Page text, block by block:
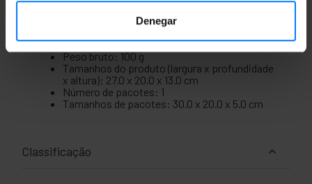
Denegar
Peso bruto: 100 g
Tamanhos do produto (largura x profundidade
x altura): 27.0 x 20.0 x 13.0 cm
Número de pacotes: 1
Tamanhos de pacotes: 30.0 x 20.0 x 5.0 cm
Classificação